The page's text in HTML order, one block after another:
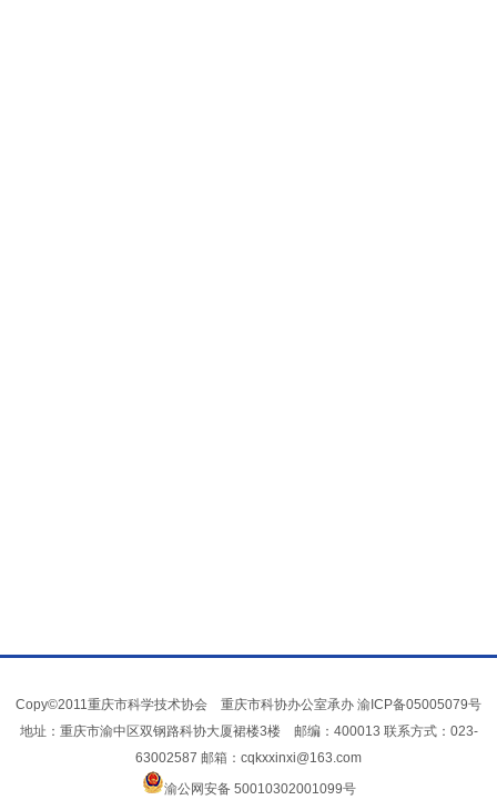
Copy©2011重庆市科学技术协会 重庆市科协办公室承办 渝ICP备05005079号
地址：重庆市渝中区双钢路科协大厦裙楼3楼 邮编：400013 联系方式：023-
63002587 邮箱：cqkxxinxi@163.com
渝公网安备 50010302001099号